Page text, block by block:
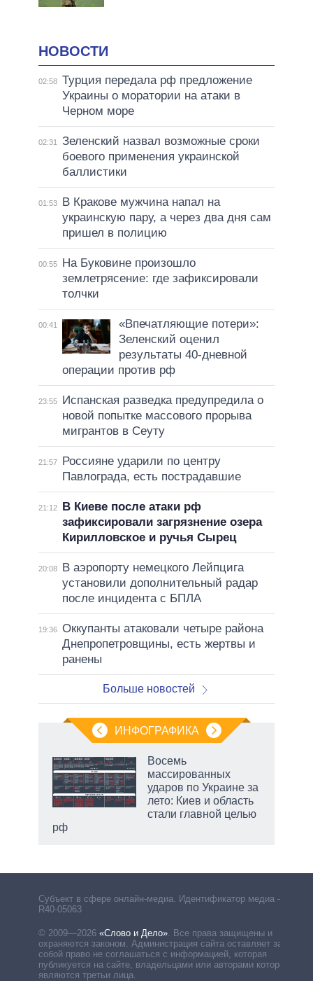
НОВОСТИ
02:58 Турция передала рф предложение
Украины о моратории на атаки в
Черном море
02:31
Зеленский назвал возможные сроки
боевого применения украинской
баллистики
01:53
В Кракове мужчина напал на
украинскую пару, а через два дня сам
пришел в полицию
00:55
На Буковине произошло
землетрясение: где зафиксировали
толчки
00:41
«Впечатляющие потери»:
Зеленский оценил
результаты 40-дневной
операции против рф
23:55
Испанская разведка предупредила о
новой попытке массового прорыва
мигрантов в Сеуту
21:57
Россияне ударили по центру
Павлограда, есть пострадавшие
21:12
В Киеве после атаки рф
зафиксировали загрязнение озера
Кирилловское и ручья Сырец
20:08
В аэропорту немецкого Лейпцига
установили дополнительный радар
после инцидента с БПЛА
19:36 Оккупанты атаковали четыре района
Днепропетровщины, есть жертвы и
ранены
Больше новостей
ИНФОГРАФИКА
Восемь
массированных
ударов по Украине за
лето: Киев и область
стали главной целью
рф
Субъект в сфере онлайн-медиа. Идентификатор медиа –
R40-05063
© 2009—2026 «Слово и Дело»
Все права защищены и
охраняются законом. Администрация сайта оставляет за
собой право не соглашаться с информацией, которая
публикуется на сайте, владельцами или авторами которой
являются третьи лица.